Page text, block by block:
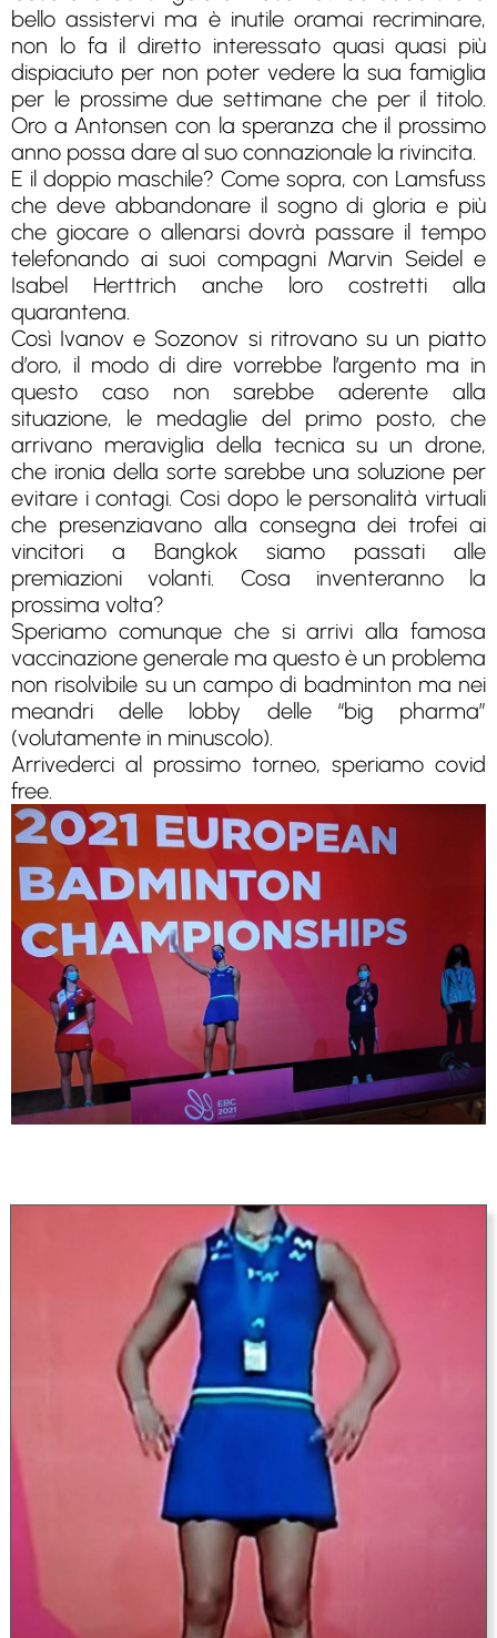
bello assistervi ma è inutile oramai recriminare,
non lo fa il diretto interessato quasi quasi più
dispiaciuto per non poter vedere la sua famiglia
per le prossime due settimane che per il titolo.
Oro a Antonsen con la speranza che il prossimo
anno possa dare al suo connazionale la rivincita.
E il doppio maschile? Come sopra, con Lamsfuss
che deve abbandonare il sogno di gloria e più
che giocare o allenarsi dovrà passare il tempo
telefonando ai suoi compagni Marvin Seidel e
Isabel Herttrich anche loro costretti alla
quarantena.
Così Ivanov e Sozonov si ritrovano su un piatto
d’oro, il modo di dire vorrebbe l’argento ma in
questo caso non sarebbe aderente alla
situazione, le medaglie del primo posto, che
arrivano meraviglia della tecnica su un drone,
che ironia della sorte sarebbe una soluzione per
evitare i contagi. Cosi dopo le personalità virtuali
che presenziavano alla consegna dei trofei ai
vincitori a Bangkok siamo passati alle
premiazioni volanti. Cosa inventeranno la
prossima volta?
Speriamo comunque che si arrivi alla famosa
vaccinazione generale ma questo è un problema
non risolvibile su un campo di badminton ma nei
meandri delle lobby delle “big pharma”
(volutamente in minuscolo).
Arrivederci al prossimo torneo, speriamo covid
free.